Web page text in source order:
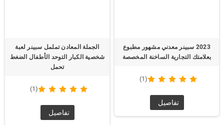
2023 سبينر معدني مشهور مطبوع
بعلامتك التجارية الساخنة المخصصة
(1)
تفاصيل
الجملة المعادن تململ سبينر لعبة
شخصية الكبار التوحد الأطفال الضغط
تحمل
(1)
تفاصيل